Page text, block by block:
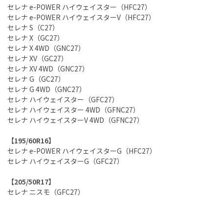
セレナ e-POWER ハイウェイスター（HFC27）
セレナ e-POWER ハイウェイスターV（HFC27）
セレナ S（C27）
セレナ X（GC27）
セレナ X 4WD（GNC27）
セレナ XV（GC27）
セレナ XV 4WD（GNC27）
セレナ G（GC27）
セレナ G 4WD（GNC27）
セレナ ハイウェイスター（GFC27）
セレナ ハイウェイスター 4WD（GFNC27）
セレナ ハイウェイスターV 4WD（GFNC27）
【195/60R16】
セレナ e-POWER ハイウェイスターG（HFC27）
セレナ ハイウェイスターG（GFC27）
【205/50R17】
セレナ ニスモ（GFC27）